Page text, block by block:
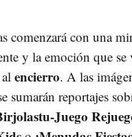
comenzará con una
y la emoción que se
encierro. A las
sumarán reportajes
Juego